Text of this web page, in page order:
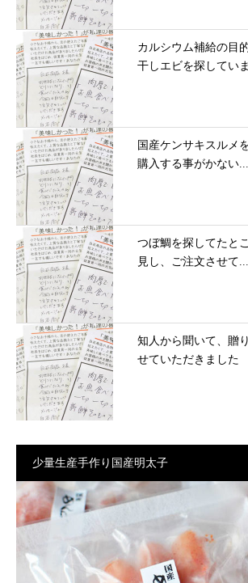
カルシウム補給の目
干しエビを探していま
国産ケンサキスルメ
購入する事がかない...
つぼ鯛を探してたと
見し、ご注文させて...
知人から聞いて、贈
せていただきました
少量生産手作り国産明太子